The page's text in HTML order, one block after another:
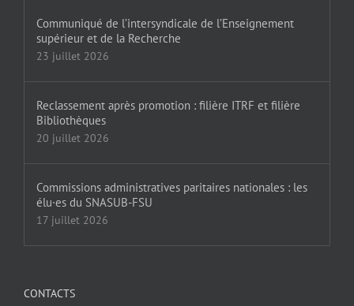
Communiqué de l’intersyndicale de l’Enseignement
supérieur et de la Recherche
23 juillet 2026
Reclassement après promotion : filière ITRF et filière
Bibliothèques
20 juillet 2026
Commissions administratives paritaires nationales : les
élu·es du SNASUB-FSU
17 juillet 2026
CONTACTS